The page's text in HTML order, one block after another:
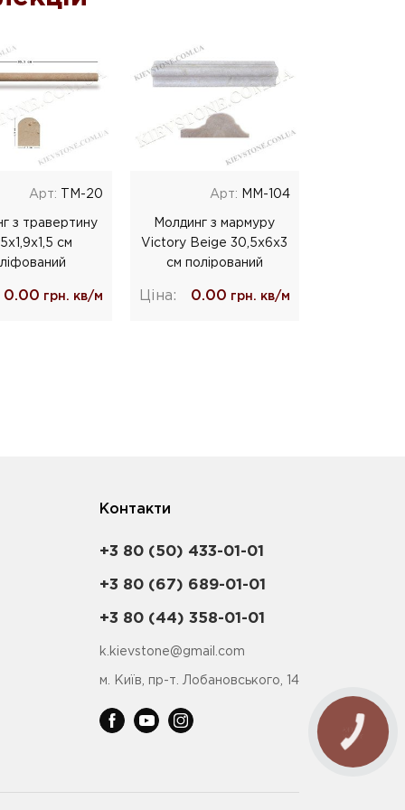
Арт: TM-20
з травертину
см
0.00 грн. кв/м
Арт: MM-104
Молдинг з мармуру
Victory Beige 30,5x6x3
см полірований
Ціна: 0.00 грн. кв/м
Контакти
+3 80 (50) 433-01-01
+3 80 (67) 689-01-01
+3 80 (44) 358-01-01
k.kievstone@gmail.com
м. Київ, пр-т. Лобановського, 14